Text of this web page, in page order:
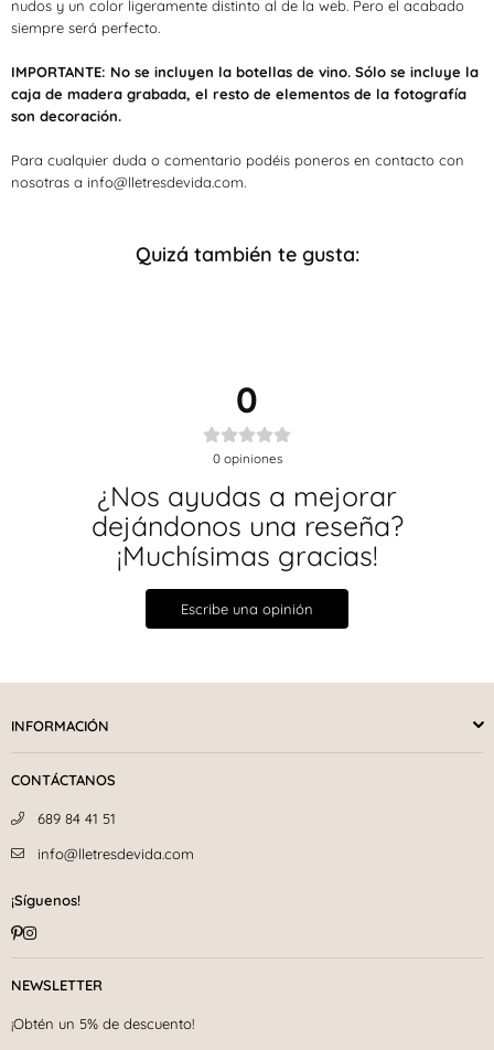
nudos y un color ligeramente distinto al de la web. Pero el acabado
siempre será perfecto.
IMPORTANTE: No se incluyen la botellas de vino. Sólo se incluye la
caja de madera grabada, el resto de elementos de la fotografía
son decoración.
Para cualquier duda o comentario podéis poneros en contacto con
nosotras a info@lletresdevida.com.
Quizá también te gusta:
0
0 opiniones
¿Nos ayudas a mejorar
dejándonos una reseña?
¡Muchísimas gracias!
Escribe una opinión
INFORMACIÓN
CONTÁCTANOS
689 84 41 51
info@lletresdevida.com
¡Síguenos!
Pinterest
Instagram
NEWSLETTER
¡Obtén un 5% de descuento!